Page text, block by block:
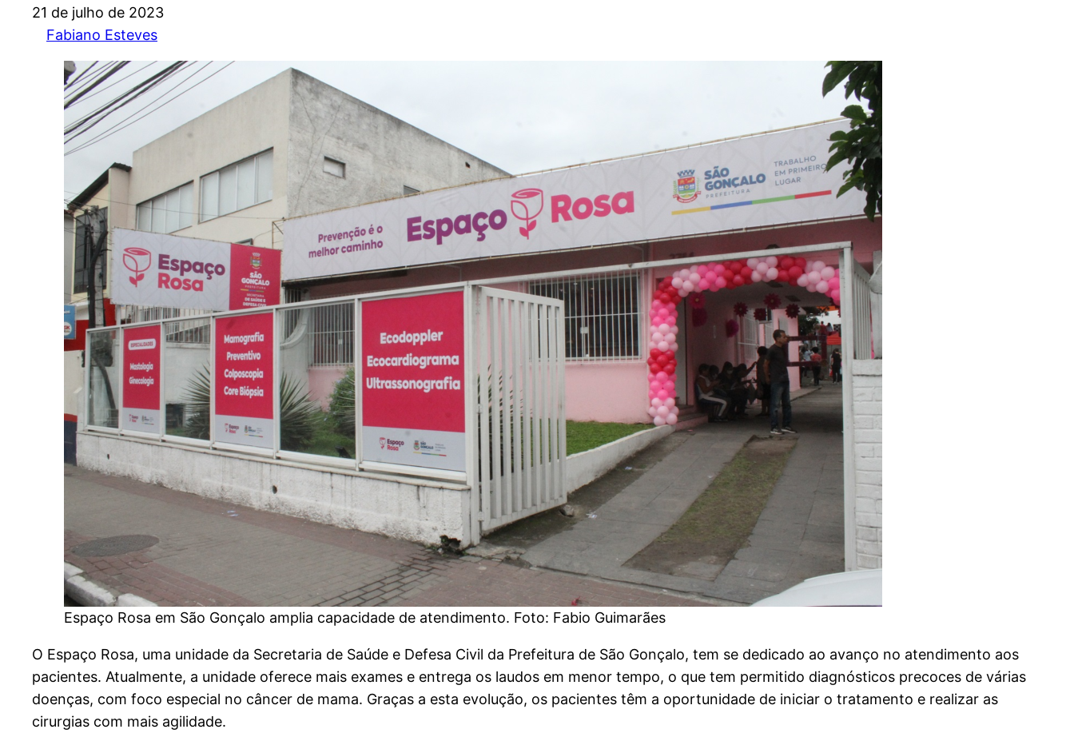
21 de julho de 2023
Fabiano Esteves
Espaço Rosa em São Gonçalo amplia capacidade de atendimento. Foto: Fabio Guimarães
O Espaço Rosa, uma unidade da Secretaria de Saúde e Defesa Civil da Prefeitura de São Gonçalo, tem se dedicado ao avanço no atendimento aos
pacientes. Atualmente, a unidade oferece mais exames e entrega os laudos em menor tempo, o que tem permitido diagnósticos precoces de várias
doenças, com foco especial no câncer de mama. Graças a esta evolução, os pacientes têm a oportunidade de iniciar o tratamento e realizar as
cirurgias com mais agilidade.